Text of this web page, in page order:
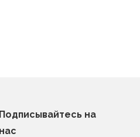
Подписывайтесь на
нас